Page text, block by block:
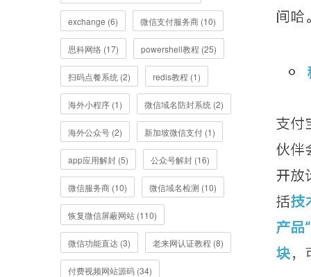
exchange (6) 微信支付服务商 (10)
思科网络 (17) powershell教程 (25)
扫码点餐系统 (2) redis教程 (1)
海外小程序 (1) 微信域名防封系统 (2)
海外公众号 (2) 新加坡微信支付 (1)
app应用解封 (5) 公众号解封 (16)
微信服务商 (10) 微信域名检测 (10)
恢复微信屏蔽网站 (110)
微信功能直达 (3) 老来网认证教程 (8)
付费视频网站源码 (34)